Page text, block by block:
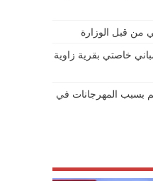
من قبل الوزارة
خاصتي بقرية زاوية
بسبب المهرجانات في